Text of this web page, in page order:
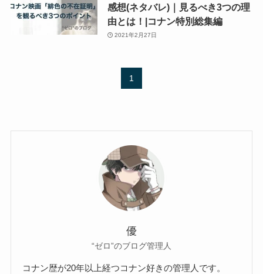
感想(ネタバレ)｜見るべき3つの理
由とは！|コナン特別総集編
2021年2月27日
1
優
“ゼロ”のブログ管理人
コナン歴が20年以上経つコナン好きの管理人です。